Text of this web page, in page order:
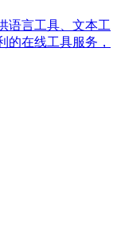
语言工具、文本工
的在线工具服务，